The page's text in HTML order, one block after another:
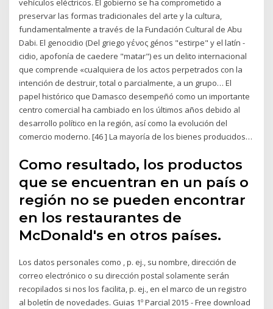
vehículos eléctricos. El gobierno se ha comprometido a
preservar las formas tradicionales del arte y la cultura,
fundamentalmente a través de la Fundación Cultural de Abu
Dabi. El genocidio (Del griego γένος génos "estirpe" y el latín -
cidio, apofonía de caedere "matar") es un delito internacional
que comprende «cualquiera de los actos perpetrados con la
intención de destruir, total o parcialmente, a un grupo… El
papel histórico que Damasco desempeñó como un importante
centro comercial ha cambiado en los últimos años debido al
desarrollo político en la región, así como la evolución del
comercio moderno. [46 ] La mayoría de los bienes producidos…
Como resultado, los productos
que se encuentran en un país o
región no se pueden encontrar
en los restaurantes de
McDonald's en otros países.
Los datos personales como , p. ej., su nombre, dirección de
correo electrónico o su dirección postal solamente serán
recopilados si nos los facilita, p. ej., en el marco de un registro
al boletín de novedades. Guias 1º Parcial 2015 - Free download